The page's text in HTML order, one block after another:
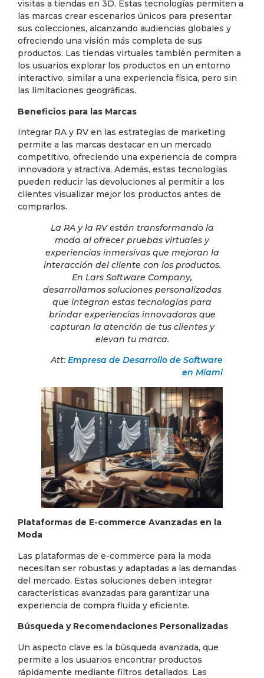
visitas a tiendas en 3D. Estas tecnologías permiten a
las marcas crear escenarios únicos para presentar
sus colecciones, alcanzando audiencias globales y
ofreciendo una visión más completa de sus
productos. Las tiendas virtuales también permiten a
los usuarios explorar los productos en un entorno
interactivo, similar a una experiencia física, pero sin
las limitaciones geográficas.
Beneficios para las Marcas
Integrar RA y RV en las estrategias de marketing
permite a las marcas destacar en un mercado
competitivo, ofreciendo una experiencia de compra
innovadora y atractiva. Además, estas tecnologías
pueden reducir las devoluciones al permitir a los
clientes visualizar mejor los productos antes de
comprarlos.
La RA y la RV están transformando la
moda al ofrecer pruebas virtuales y
experiencias inmersivas que mejoran la
interacción del cliente con los productos.
En Lars Software Company,
desarrollamos soluciones personalizadas
que integran estas tecnologías para
brindar experiencias innovadoras que
capturan la atención de tus clientes y
elevan tu marca.
Att: Empresa de Desarrollo de Software
en Miami
Plataformas de E-commerce Avanzadas en la
Moda
Las plataformas de e-commerce para la moda
necesitan ser robustas y adaptadas a las demandas
del mercado. Estas soluciones deben integrar
características avanzadas para garantizar una
experiencia de compra fluida y eficiente.
Búsqueda y Recomendaciones Personalizadas
Un aspecto clave es la búsqueda avanzada, que
permite a los usuarios encontrar productos
rápidamente mediante filtros detallados. Las